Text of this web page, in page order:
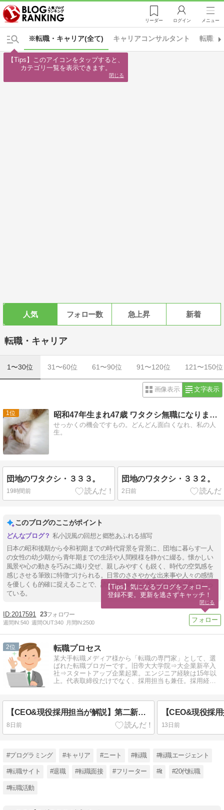
リーダー ログイン メニュー
※転職・キャリア(全て) キャリアコンサルタント 転職活
人気 フォロー数 急上昇 新着
転職・キャリア
1〜30位 31〜60位 61〜90位 91〜120位 121〜150位
画像表示 文字表示
1 昭和47年生まれ47歳 ワタクシ無職になりました。
せっかくの機会ですもの。どんどん面白くなれ、私の人
生。
団地のワタクシ・３３３。
19時間前
団地のワタクシ・３３２。
2日前
このブログのここがポイント
私小説風の回想と郷愁あふれる描写
日本の昭和後期から令和初期までの時代背景を背景に、団地に暮らす一人
の女性の幼少期から青年期までの生活や人間模様を静かに綴る。懐かしい
風景や心の動きを巧みに織り交ぜ、親しみやすくも鋭く、時代の空気感を
感じさせる筆致に特徴づけられる。日常のささやかな出来事や人々の感情
を優しくも的確に捉えることで、読む者に郷愁を誘う温かな作品集となっ
ている。
2017591 23
週間IN:540 週間OUT:340 月間IN:2500
2 転職プロセス
某大手転職メディア様から「転職の専門家」として、選
ばれた転職ブロガーです。旧帝大大学院⇒大企業新卒入
社⇒スタートアップ企業起業。エンジニア経験は15年以
上。代表取締役だけでなく、採用担当も兼任。採用経
【CEO&現役採用担当が解説】第二新卒は、大手企業へ転職できるのか？
8日前 13日前
#プログラミング #キャリア #ニート #転職 #転職エージェント
#転職サイト #退職 #転職面接 #フリーター #it #20代転職
#転職活動
【Tips】このアイコンをタップすると、
カテゴリ一覧を表示できます。
閉じる
【Tips】気になるブログをフォロー。
登録不要。更新を逃さずキャッチ！
閉じる